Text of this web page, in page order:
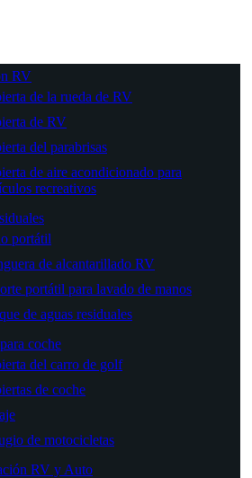
RV
de la rueda de RV
de RV
del parabrisas
de aire acondicionado para
recreativos
portátil
de alcantarillado RV
portátil para lavado de manos
de aguas residuales
coche
del carro de golf
de coche
de motocicletas
RV y Auto